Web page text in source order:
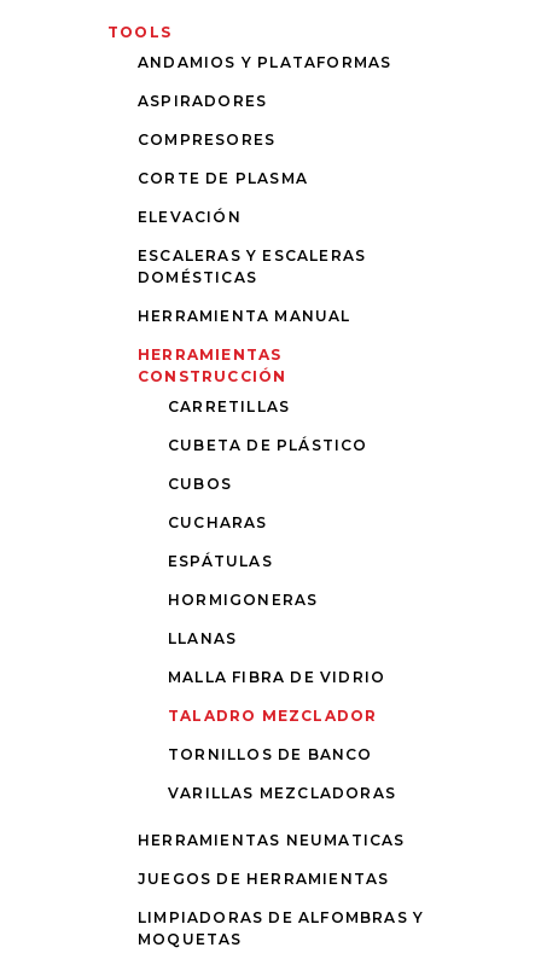
TOOLS
ANDAMIOS Y PLATAFORMAS
ASPIRADORES
COMPRESORES
CORTE DE PLASMA
ELEVACIÓN
ESCALERAS Y ESCALERAS
DOMÉSTICAS
HERRAMIENTA MANUAL
HERRAMIENTAS
CONSTRUCCIÓN
CARRETILLAS
CUBETA DE PLÁSTICO
CUBOS
CUCHARAS
ESPÁTULAS
HORMIGONERAS
LLANAS
MALLA FIBRA DE VIDRIO
TALADRO MEZCLADOR
TORNILLOS DE BANCO
VARILLAS MEZCLADORAS
HERRAMIENTAS NEUMATICAS
JUEGOS DE HERRAMIENTAS
LIMPIADORAS DE ALFOMBRAS Y
MOQUETAS